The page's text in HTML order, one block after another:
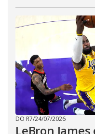
DO R7/24/07/2026
LeBron